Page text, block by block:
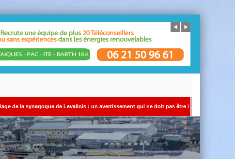
de Levallois : un avertissement qui ne doit pas être ignoré Par Alain SAYADA –